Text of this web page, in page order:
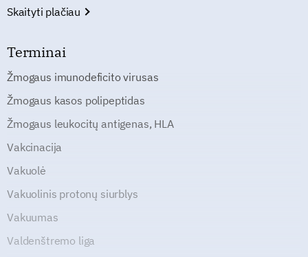
Skaityti plačiau
Terminai
Žmogaus imunodeficito virusas
Žmogaus kasos polipeptidas
Žmogaus leukocitų antigenas, HLA
Vakcinacija
Vakuolė
Vakuolinis protonų siurblys
Vakuumas
Valdenštremo liga